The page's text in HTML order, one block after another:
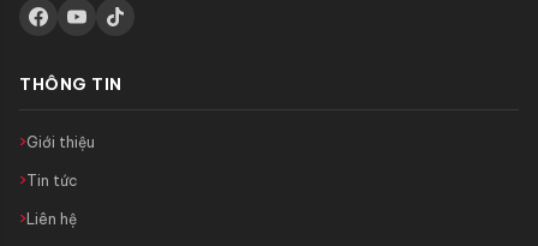
THÔNG TIN
Giới thiệu
Tin tức
Liên hệ